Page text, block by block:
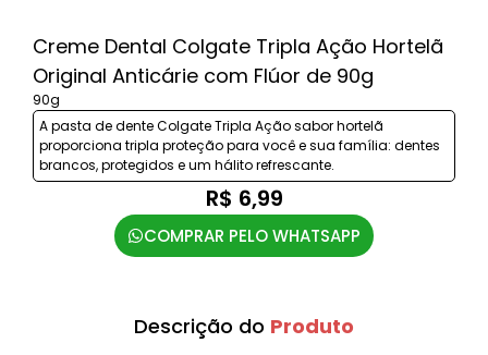
Creme Dental Colgate Tripla Ação Hortelã
Original Anticárie com Flúor de 90g
90g
A pasta de dente Colgate Tripla Ação sabor hortelã
proporciona tripla proteção para você e sua família: dentes
brancos, protegidos e um hálito refrescante.
R$ 6,99
COMPRAR PELO WHATSAPP
Descrição do Produto